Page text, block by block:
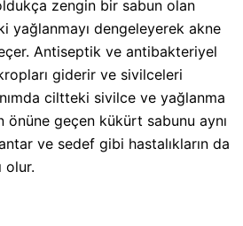
zengin bir sabun olan
yağlanmayı dengeleyerek akne
Antiseptik ve antibakteriyel
giderir ve sivilceleri
ciltteki sivilce ve yağlanma
önüne geçen kükürt sabunu aynı
ve sedef gibi hastalıkların da
olur.